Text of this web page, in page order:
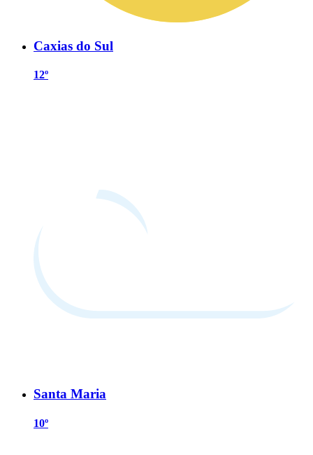
Caxias do Sul
12º
Santa Maria
10º